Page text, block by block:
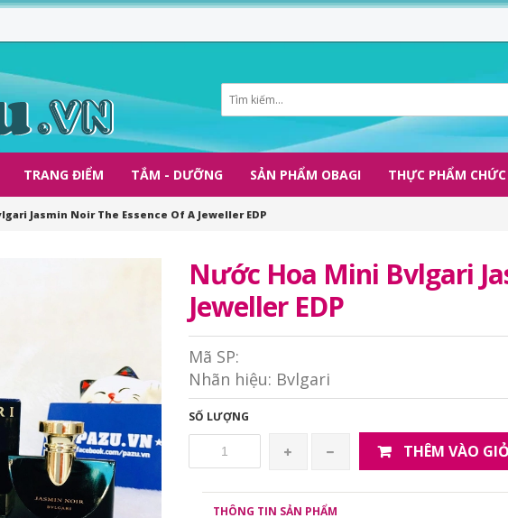
TRANG ĐIỂM TẮM - DƯỠNG SẢN PHẨM OBAGI THỰC PHẨM
Jasmin Noir The Essence Of A Jeweller EDP
Nước Hoa Mini Bvlgari
Jeweller EDP
Mã SP:
Nhãn hiệu: Bvlgari
SỐ LƯỢNG
THÊM VÀO
THÔNG TIN SẢN PHẨM